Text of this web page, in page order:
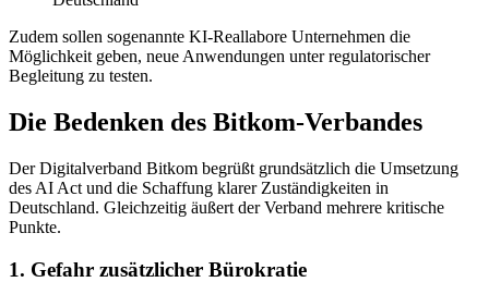
Zudem sollen sogenannte KI-Reallabore Unternehmen die
Möglichkeit geben, neue Anwendungen unter regulatorischer
Begleitung zu testen.
Die Bedenken des Bitkom-Verbandes
Der Digitalverband Bitkom begrüßt grundsätzlich die Umsetzung
des AI Act und die Schaffung klarer Zuständigkeiten in
Deutschland. Gleichzeitig äußert der Verband mehrere kritische
Punkte.
1. Gefahr zusätzlicher Bürokratie